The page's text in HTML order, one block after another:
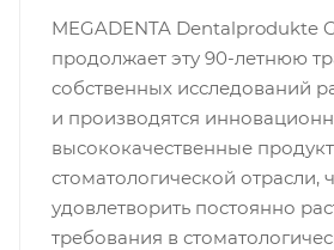
MEGADENTA Dentalprodukte
продолжает эту 90-летнюю
собственных исследований
и производятся
высококачественные
стоматологической отрасли,
удовлетворить постоянно
требования в